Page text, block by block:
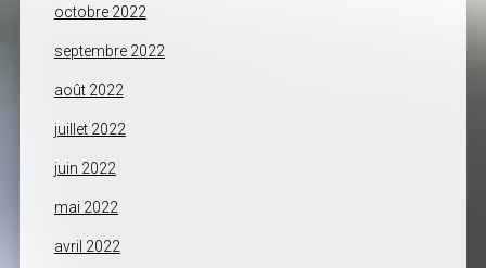
octobre 2022
septembre 2022
août 2022
juillet 2022
juin 2022
mai 2022
avril 2022